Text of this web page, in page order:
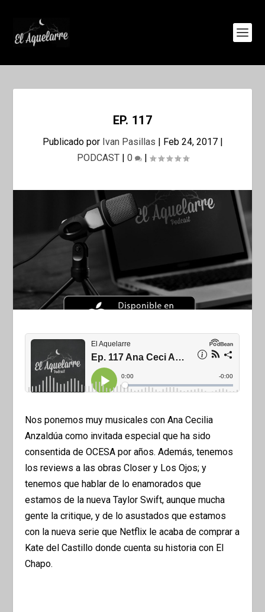
EP. 117
Publicado por Ivan Pasillas | Feb 24, 2017|
PODCAST| 0 |
Nos ponemos muy musicales con Ana Cecilia
Anzaldúa como invitada especial que ha sido
consentida de OCESA por años. Además, tenemos
los reviews a las obras Closer y Los Ojos; y
tenemos que hablar de lo enamorados que
estamos de la nueva Taylor Swift, aunque mucha
gente la critique, y de lo asustados que estamos
con la nueva serie que Netflix le acaba de comprar a
Kate del Castillo donde cuenta su historia con El
Chapo.